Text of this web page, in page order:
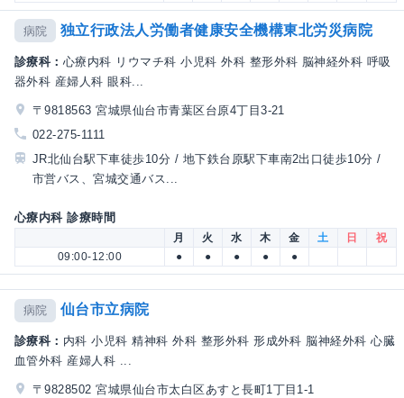
病院 独立行政法人労働者健康安全機構東北労災病院
診療科： 心療内科 リウマチ科 小児科 外科 整形外科 脳神経外科 呼吸
器外科 産婦人科 眼科...
〒9818563 宮城県仙台市青葉区台原4丁目3-21
022-275-1111
JR北仙台駅下車徒歩10分 / 地下鉄台原駅下車南2出口徒歩10分 /
市営バス、宮城交通バス...
心療内科 診療時間
月 火 水 木 金 土 日
祝
09:00-12:00
● ● ● ● ●
病院 仙台市立病院
診療科： 内科 小児科 精神科 外科 整形外科 形成外科 脳神経外科 心臓
血管外科 産婦人科 ...
〒9828502 宮城県仙台市太白区あすと長町1丁目1-1